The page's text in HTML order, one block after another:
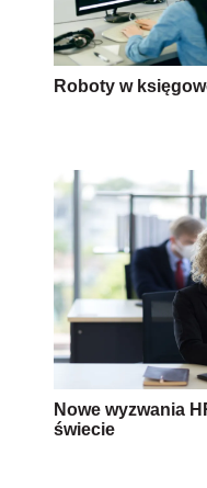
Roboty w
Nowe wyzwania
świecie